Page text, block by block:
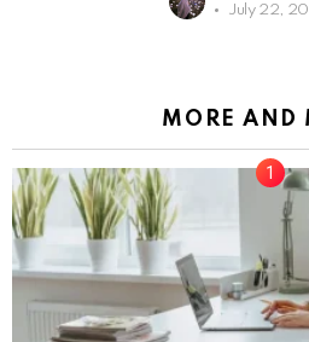
July 22,
MORE AND